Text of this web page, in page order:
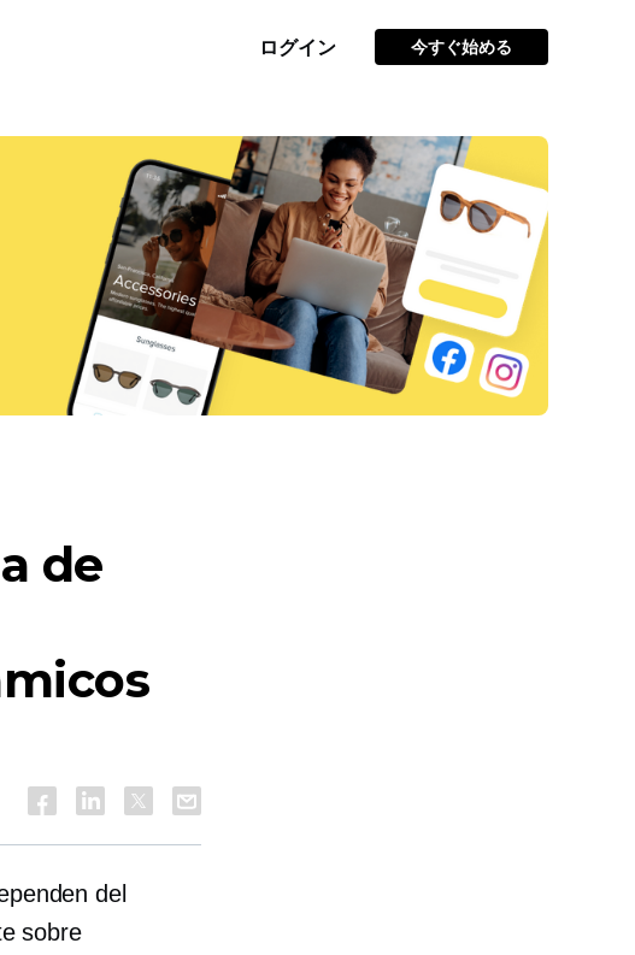
ログイン 今すぐ始める
de
del
sobre